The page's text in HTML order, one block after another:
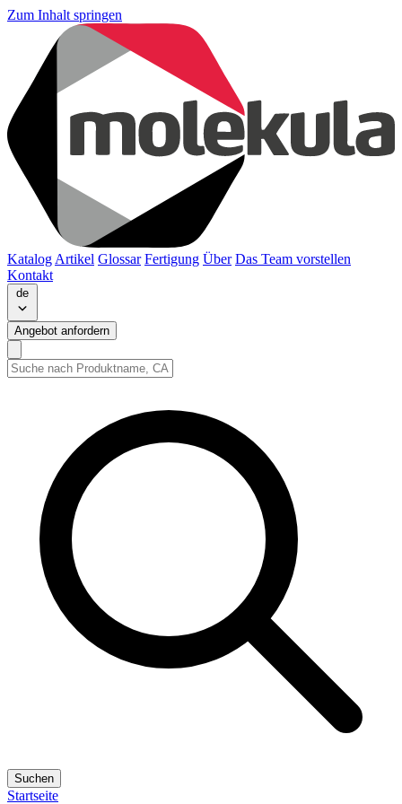
Zum Inhalt springen
Katalog Artikel Glossar Fertigung Über Das Team vorstellen
Kontakt
de
Angebot anfordern
Suchen
Startseite